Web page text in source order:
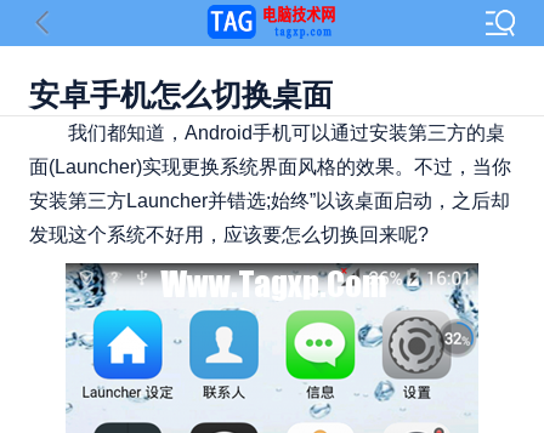
安卓手机怎么切换桌面
我们都知道，Android手机可以通过安装第三方的桌
面(Launcher)实现更换系统界面风格的效果。不过，当你
安装第三方Launcher并错选;始终”以该桌面启动，之后却
发现这个系统不好用，应该要怎么切换回来呢?